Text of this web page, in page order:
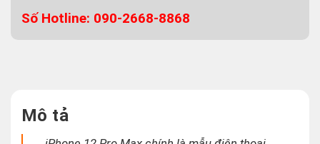
Số Hotline: 090-2668-8868
Mô tả